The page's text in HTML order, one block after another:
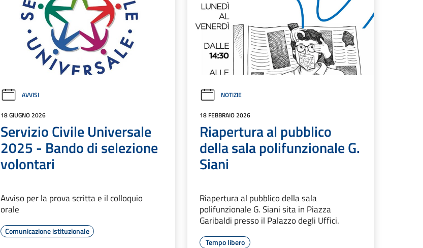
AVVISI
18 GIUGNO 2026
Servizio Civile Universale
2025 - Bando di selezione
volontari
Avviso per la prova scritta e il colloquio
orale
Comunicazione istituzionale
NOTIZIE
18 FEBBRAIO 2026
Riapertura al pubblico
della sala polifunzionale G.
Siani
Riapertura al pubblico della sala
polifunzionale G. Siani sita in Piazza
Garibaldi presso il Palazzo degli Uffici.
Tempo libero